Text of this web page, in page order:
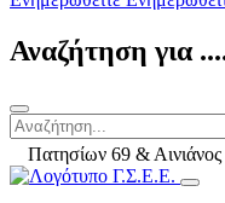
Αναζήτηση για
Πατησίων 69 &